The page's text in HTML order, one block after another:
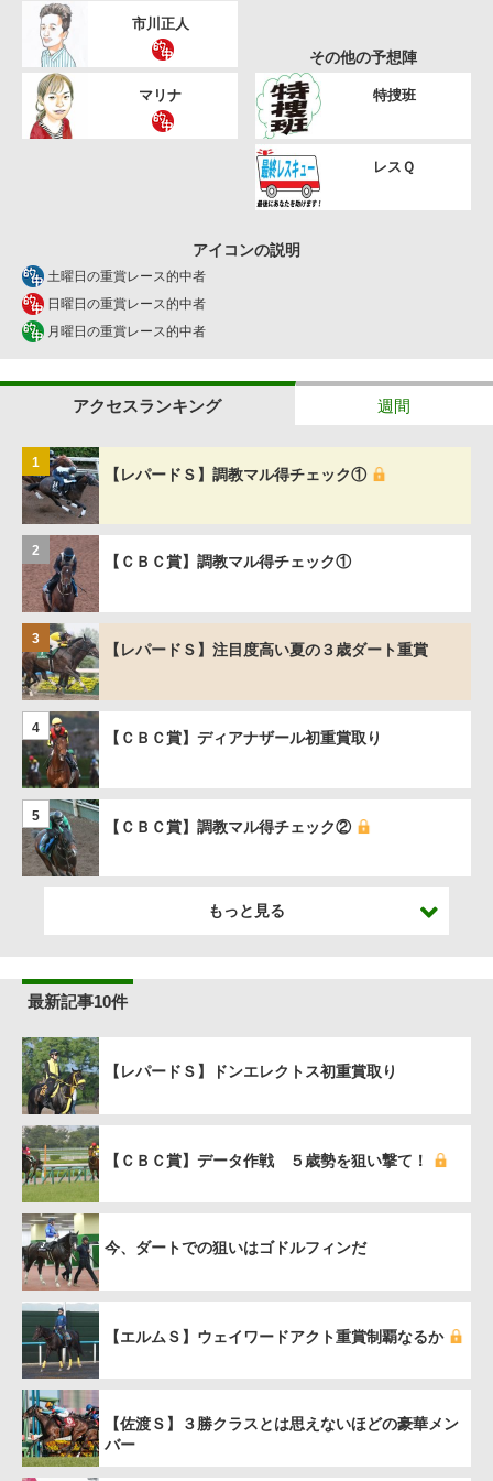
市川正人
マリナ
その他の予想陣
特捜班
レスＱ
アイコンの説明
土曜日の重賞レース的中者
日曜日の重賞レース的中者
月曜日の重賞レース的中者
アクセスランキング 週間
1
【レパードＳ】調教マル得チェック①
2
【ＣＢＣ賞】調教マル得チェック①
3
【レパードＳ】注目度高い夏の３歳ダート重賞
4
【ＣＢＣ賞】ディアナザール初重賞取り
5
【ＣＢＣ賞】調教マル得チェック②
もっと見る
最新記事10件
【レパードＳ】ドンエレクトス初重賞取り
【ＣＢＣ賞】データ作戦 ５歳勢を狙い撃て！
今、ダートでの狙いはゴドルフィンだ
【エルムＳ】ウェイワードアクト重賞制覇なるか
【佐渡Ｓ】３勝クラスとは思えないほどの豪華メン
バー